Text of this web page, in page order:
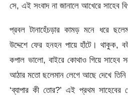
সে, এই সংবাদ না জানালে আখেরে সাহেব
প্রবল টানাহেঁচড়ার কামড় মনে ধরে
উদ্দেশে ফের হনহন পায়ে হাঁটে। থাকুক,
কপাল ভালো, বাইরে কোথাও গিয়ে সাহেব
আঠার মতো ছলেমান লেগে আছে দেখে
‘ব্যাপার কী তোর?’ এই প্রথম